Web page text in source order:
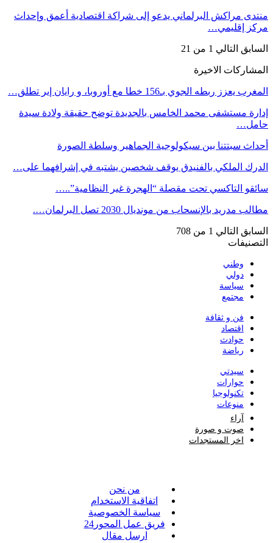
منتدى مراكش البرلماني يدعو إلى شراكة اقتصادية أعمق وإحداث
مركز إقليمي…
السابق التالي 1 من 21
المشاركات الاخيرة
المغرب يعزز ربطه الجوي بـ156 خطا مع أوروبا، و رايان إير تطلق…
إدارة مستشفى محمد الخامس بالجديدة توضح حقيقة ولادة سيدة
حامل…
أحداث سبتتنا بين سيكولوجية الجماهير وسلطة الصورة
الدرك الملكي بالفنيدق يوقف شخصين يشتبه في إشرافهما على…
سائقو التاكسي تحت مقصلة “الهجرة غير النظامية”..…
مطالب مدريد بالإنسحاب من مونديال 2030 تصل البرلمان….
السابق التالي 1 من 708
التصنيفات
وطني
دولي
سياسة
مجتمع
فن و ثقافة
اقتصاد
حوادث
رياضة
سيدتي
حوارات
تكنولوجيا
منوعات
آراء
صوت و صورة
اخر المستجدات
من نحن
اتفاقية الاستخدام
سياسة الخصوصية
فريق عمل المحور24
ارسل مقال